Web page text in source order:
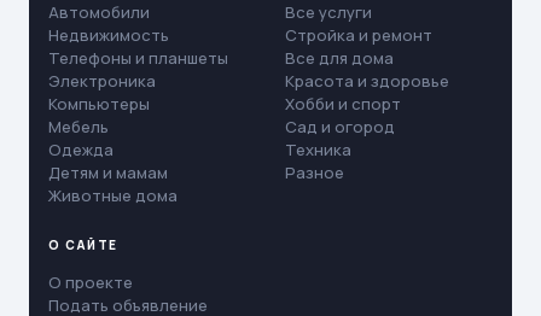
Автомобили
Недвижимость
Телефоны и планшеты
Электроника
Компьютеры
Мебель
Одежда
Детям и мамам
Животные дома
Все услуги
Стройка и ремонт
Все для дома
Красота и здоровье
Хобби и спорт
Сад и огород
Техника
Разное
О САЙТЕ
О проекте
Подать объявление